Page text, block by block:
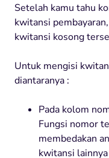
Setelah kamu tahu
kwitansi
kwitansi kosong
Untuk mengisi
diantaranya :
Pada kolom
Fungsi nomor
membedakan
kwitansi